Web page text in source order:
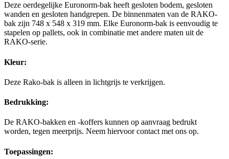
Deze oerdegelijke Euronorm-bak heeft gesloten bodem, gesloten
wanden en gesloten handgrepen. De binnenmaten van de RAKO-
bak zijn 748 x 548 x 319 mm. Elke Euronorm-bak is eenvoudig te
stapelen op pallets, ook in combinatie met andere maten uit de
RAKO-serie.
Kleur:
Deze Rako-bak is alleen in lichtgrijs te verkrijgen.
Bedrukking:
De RAKO-bakken en -koffers kunnen op aanvraag bedrukt
worden, tegen meerprijs. Neem hiervoor contact met ons op.
Toepassingen: